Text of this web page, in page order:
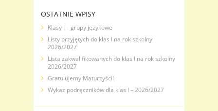
OSTATNIE WPISY
Klasy I – grupy językowe
Listy przyjętych do klas I na rok szkolny
2026/2027
Lista zakwalifikowanych do klas I na rok szkolny
2026/2027
Gratulujemy Maturzyści!
Wykaz podręczników dla klas I – 2026/2027